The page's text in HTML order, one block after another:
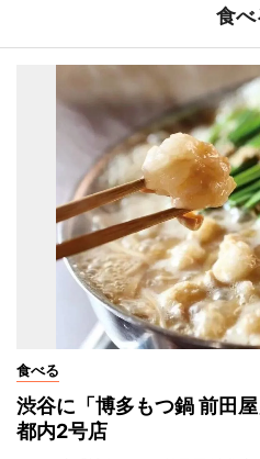
食べ
食べる
渋谷に「博多もつ鍋 前田
都内2号店